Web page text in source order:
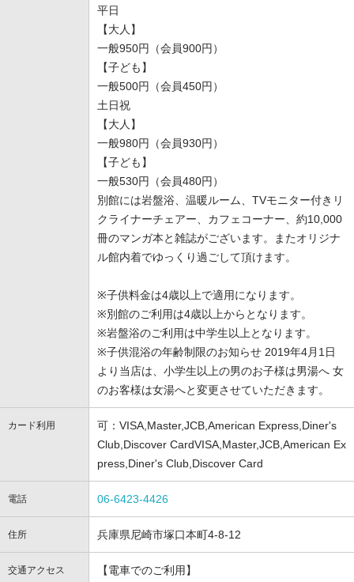
平日
【大人】
一般950円（会員900円）
【子ども】
一般500円（会員450円）
土日祝
【大人】
一般980円（会員930円）
【子ども】
一般530円（会員480円）
別館には岩盤浴、温暖ルーム、TVモニター付きリ
クライナーチェアー、カフェコーナー、約10,000
冊のマンガ本と雑誌がございます。またオリジナ
ル館内着でゆっくり過ごして頂けます。
※子供料金は4歳以上で適用になります。
※別館のご利用は4歳以上からとなります。
※岩盤浴のご利用は中学生以上となります。
※子供混浴の年齢制限のお知らせ 2019年4月1日
より当店は、小学生以上の男のお子様は男湯へ 女
のお客様は女湯へと変更させていただきます。
カード利用
可：VISA,Master,JCB,American Express,Diner's
Club,Discover CardVISA,Master,JCB,American Ex
press,Diner's Club,Discover Card
電話 06-6423-4426
住所 兵庫県尼崎市塚口本町4-8-12
交通アクセス
【電車でのご利用】